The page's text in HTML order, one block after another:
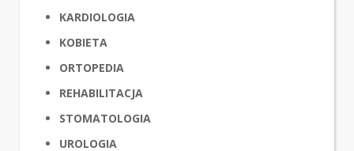
KARDIOLOGIA
KOBIETA
ORTOPEDIA
REHABILITACJA
STOMATOLOGIA
UROLOGIA